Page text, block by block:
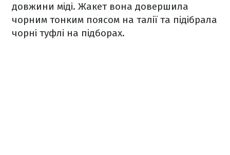
довжини міді. Жакет вона довершила
чорним тонким поясом на талії та підібрала
чорні туфлі на підборах.